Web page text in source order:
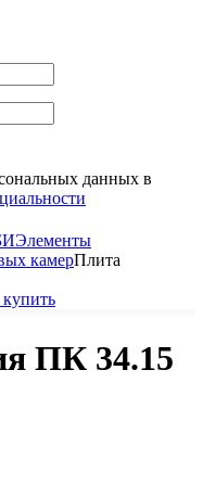
данных в
Элементы
камерПлита
ПК 34.15